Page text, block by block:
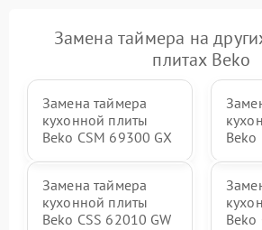
Замена таймера на
плитах Beko
Замена таймера
кухонной плиты
Beko CSM 69300 GX
Beko
Замена таймера
кухонной плиты
Beko CSS 62010 GW
Beko